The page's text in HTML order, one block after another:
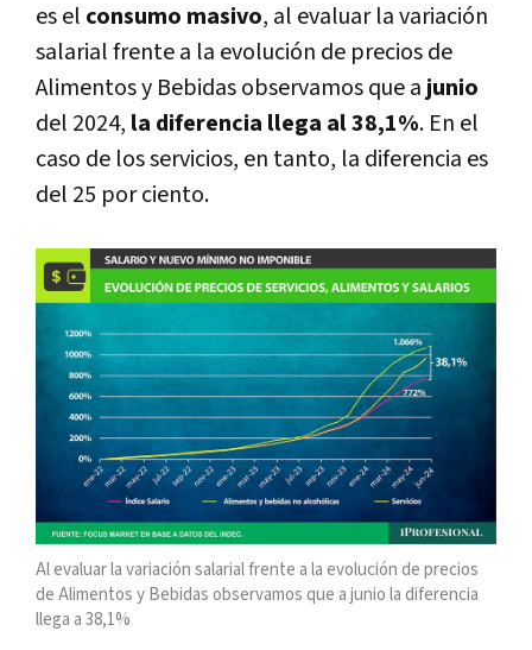
es el consumo masivo, al evaluar la variación
salarial frente a la evolución de precios de
Alimentos y Bebidas observamos que a junio
del 2024, la diferencia llega al 38,1%. En el
caso de los servicios, en tanto, la diferencia es
del 25 por ciento.
Al evaluar la variación salarial frente a la evolución de precios
de Alimentos y Bebidas observamos que a junio la diferencia
llega a 38,1%